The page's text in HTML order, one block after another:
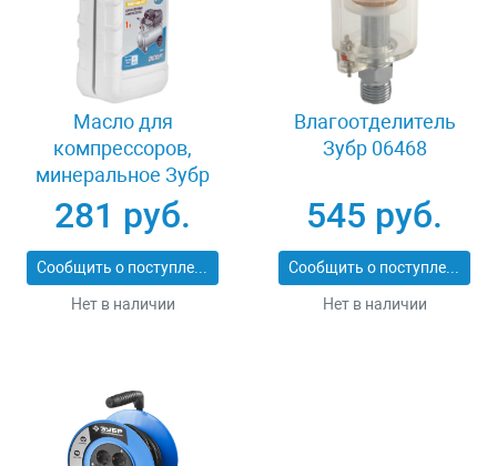
Масло для
компрессоров,
минеральное Зубр
ПНЕВМО-СТАНДАРТ
ЗМК-ПС
281 руб.
Сообщить о поступлении
Нет в наличии
Влагоотделитель
Зубр 06468
545 руб.
Сообщить о поступлении
Нет в наличии